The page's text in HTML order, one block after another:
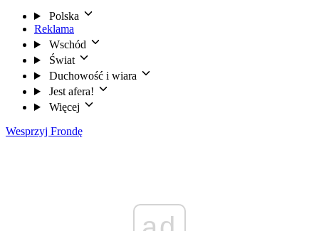
Polska
Reklama
Wschód
Świat
Duchowość i wiara
Jest afera!
Więcej
Wesprzyj Frondę